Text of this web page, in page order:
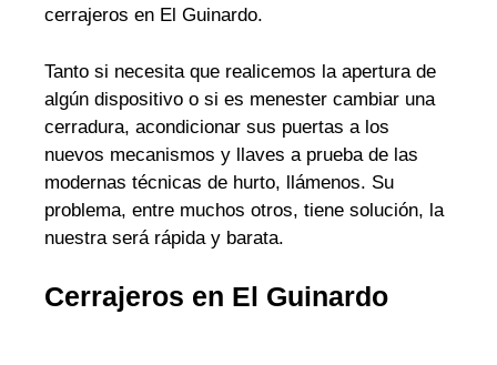
cerrajeros en El Guinardo.
Tanto si necesita que realicemos la apertura de
algún dispositivo o si es menester cambiar una
cerradura, acondicionar sus puertas a los
nuevos mecanismos y llaves a prueba de las
modernas técnicas de hurto, llámenos. Su
problema, entre muchos otros, tiene solución, la
nuestra será rápida y barata.
Cerrajeros en El Guinardo